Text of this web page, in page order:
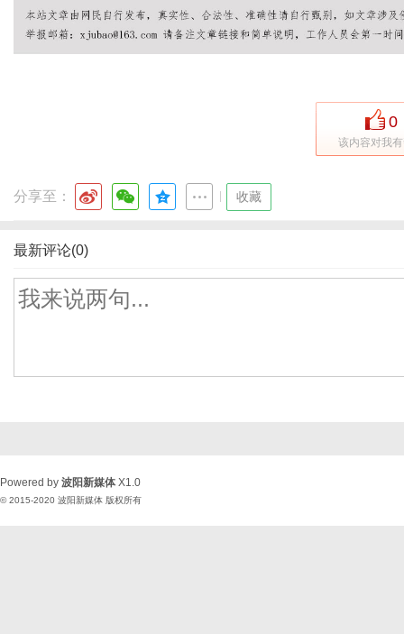
0
该内容对我
分享至： 收藏
最新评论(0)
Powered by 波阳新媒体 X1.0
© 2015-2020 波阳新媒体 版权所有